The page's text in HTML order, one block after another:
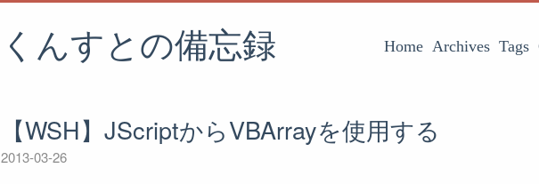
くんすとの備忘録 Home Archives Tags
【WSH】JScriptからVBArrayを使用する
2013-03-26